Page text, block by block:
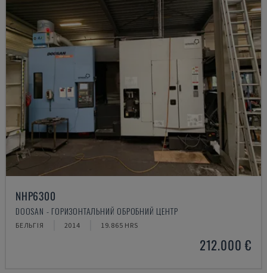
NHP6300
DOOSAN - ГОРИЗОНТАЛЬНИЙ ОБРОБНИЙ ЦЕНТР
БЕЛЬГІЯ 2014 19.865 HRS
212.000 €